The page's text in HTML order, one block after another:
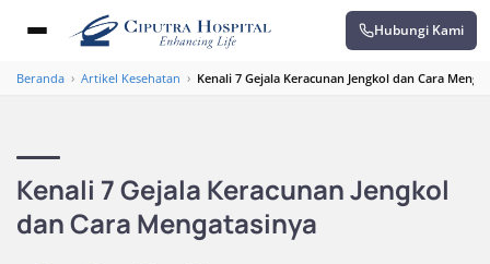
Hubungi Kami
Beranda › Artikel Kesehatan › Kenali 7 Gejala Keracunan Jengkol dan Cara
Kenali 7 Gejala Keracunan Jengkol
dan Cara Mengatasinya